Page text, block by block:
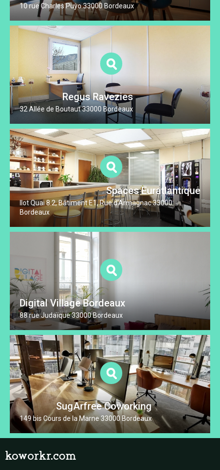
10 rue Charles Puyo 33000 Bordeaux
Regus Ravezies
32 Allée de Boutaut 33000 Bordeaux
Spaces Euratlantique
Ilot Quai 8.2, Bâtiment E1, Rue d’Armagnac 33000
Bordeaux
Digital Village Bordeaux
88 rue Judaïque 33000 Bordeaux
SugArfree Coworking
149 bis Cours de la Marne 33000 Bordeaux
koworkr.com